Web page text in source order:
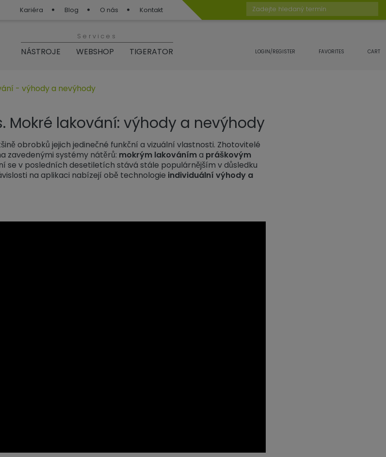
Kariéra Blog O nás Kontakt
Zadejte hledaný termín
Services
NÁSTROJE WEBSHOP TIGERATOR LOGIN/REGISTER FAVORITES CART
- výhody a nevýhody
Mokré lakování: výhody a nevýhody
obrobků jejich jedinečné funkční a vizuální vlastnosti. Zhotovitelé
zavedenými systémy nátěrů: mokrým lakováníma práškovým
se v posledních desetiletích stává stále populárnějším v důsledku
na aplikaci nabízejí obě technologie individuální výhody a